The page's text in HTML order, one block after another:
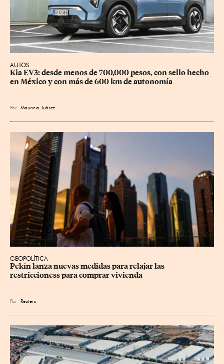
AUTOS
Kia EV3: desde menos de 700,000 pesos, con sello hecho
en México y con más de 600 km de autonomía
Por Mauricio Juárez
GEOPOLÍTICA
Pekín lanza nuevas medidas para relajar ⁠las
restriccioness para comprar vivienda
Por Reuters